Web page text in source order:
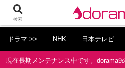
ドラマ >> NHK 日本テレビ
現在長期メンテナンス中です。dorama9
検索